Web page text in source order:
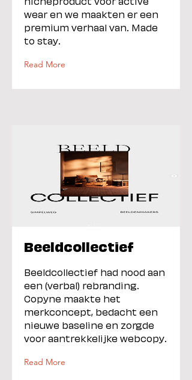
wear en we maakten er een
premium verhaal van. Made
to stay.
Read More
Beeldcollectief
Beeldcollectief had nood aan
een (verbal) rebranding.
Copyne maakte het
merkconcept, bedacht een
nieuwe baseline en zorgde
voor aantrekkelijke webcopy.
Read More